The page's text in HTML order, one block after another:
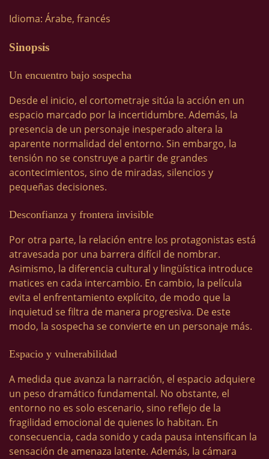
Idioma: Árabe, francés
Sinopsis
Un encuentro bajo sospecha
Desde el inicio, el cortometraje sitúa la acción en un
espacio marcado por la incertidumbre. Además, la
presencia de un personaje inesperado altera la
aparente normalidad del entorno. Sin embargo, la
tensión no se construye a partir de grandes
acontecimientos, sino de miradas, silencios y
pequeñas decisiones.
Desconfianza y frontera invisible
Por otra parte, la relación entre los protagonistas está
atravesada por una barrera difícil de nombrar.
Asimismo, la diferencia cultural y lingüística introduce
matices en cada intercambio. En cambio, la película
evita el enfrentamiento explícito, de modo que la
inquietud se filtra de manera progresiva. De este
modo, la sospecha se convierte en un personaje más.
Espacio y vulnerabilidad
A medida que avanza la narración, el espacio adquiere
un peso dramático fundamental. No obstante, el
entorno no es solo escenario, sino reflejo de la
fragilidad emocional de quienes lo habitan. En
consecuencia, cada sonido y cada pausa intensifican la
sensación de amenaza latente. Además, la cámara